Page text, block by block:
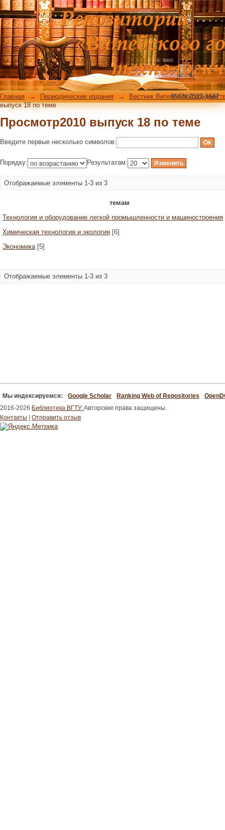
Просмотр2010 выпуск 18 по теме
Главная → Периодические издания →
Вестник Витебского
выпуск 18 по теме
ISSN 2522-1647
Просмотр2010 выпуск 18 по теме
Введите первые несколько символов:
Порядку: Результатам:
Отображаемые элементы 1-3 из 3
темам
Технология и оборудование легкой промышленности и машиностроения
Химическая технология и экология [6]
Экономика[5]
Отображаемые элементы 1-3 из 3
Мы индексируемся: Google Scholar Ranking Web of Repositories
2016-2026 Библиотека ВГТУ. Авторские права защищены.
Контакты
Отправить отзыв